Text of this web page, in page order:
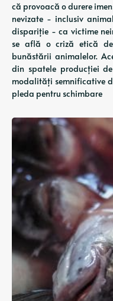
că provoacă o durere
nevizate - inclusiv
dispariție - ca victime
se află o criză etică
bunăstării animalelor.
din spatele producției
modalități semnificative
pleda pentru schimbare